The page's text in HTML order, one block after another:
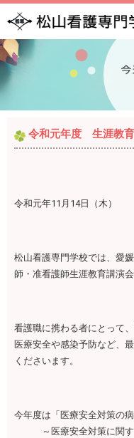
令和元年度 生涯教育
令和元年11月14日（木）
松山看護専門学校では、愛
師・准看護師生涯教育講演
看護職に携わる者にとって
医療安全や感染予防など、
くださいます。
今年度は「医療安全対策の病
～医療安全対策に関す